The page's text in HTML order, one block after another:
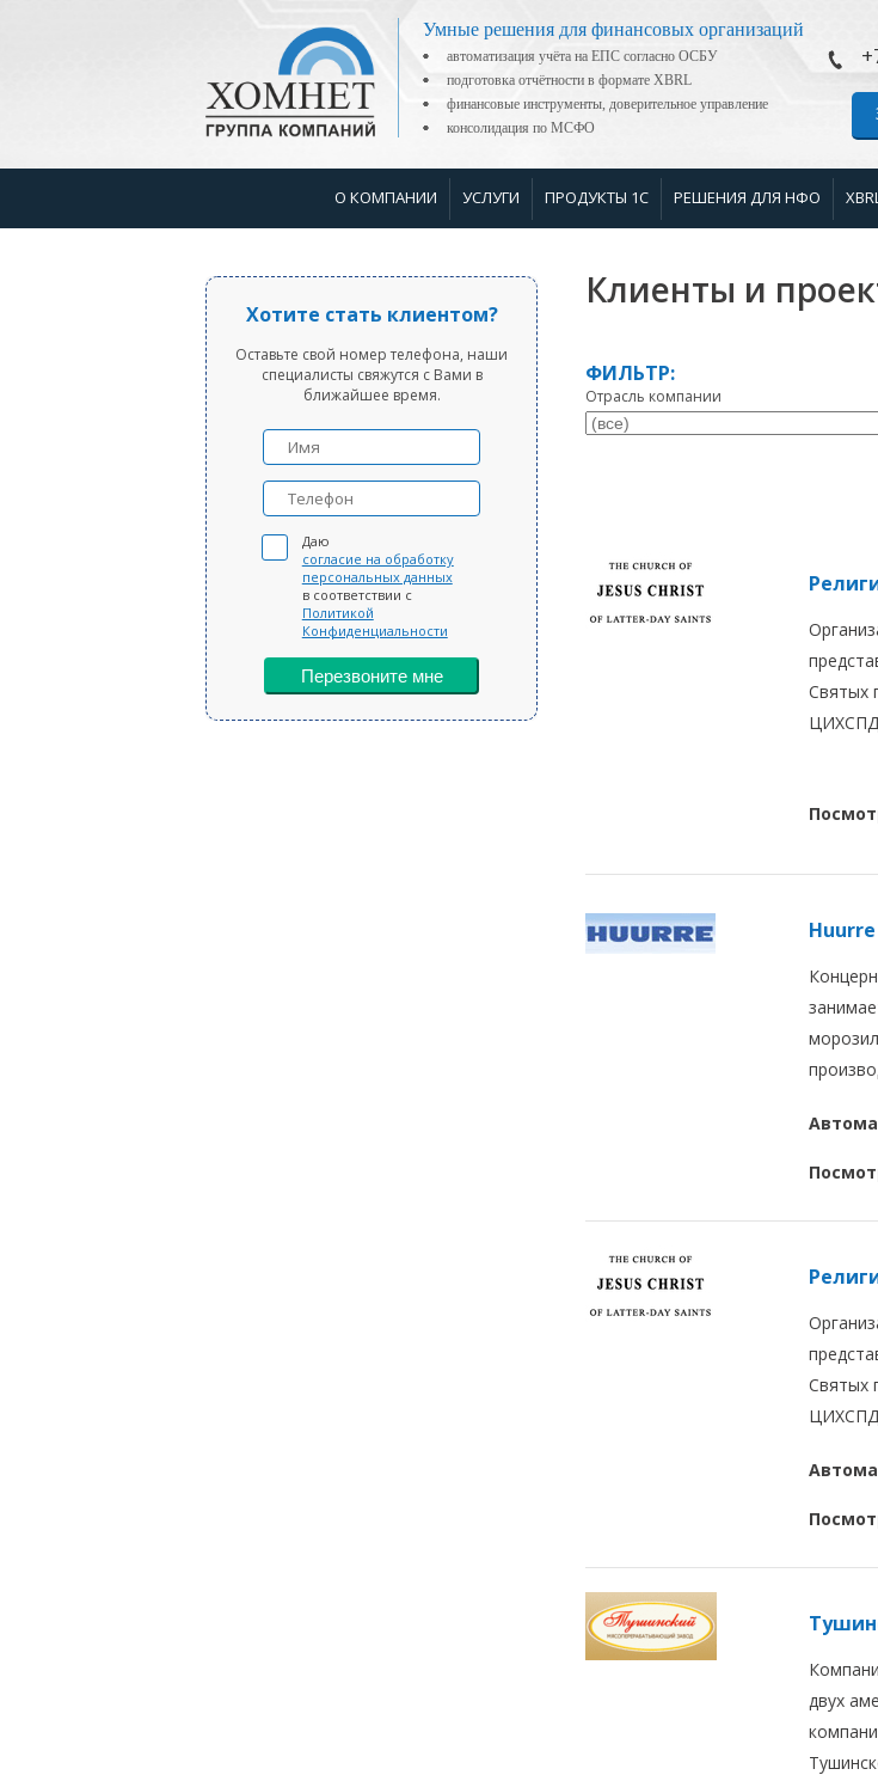
Умные решения для финансовых организаций
автоматизация учёта на ЕПС согласно ОСБУ
подготовка отчётности в формате XBRL
финансовые инструменты, доверительное управление
консолидация по МСФО
О КОМПАНИИ УСЛУГИ ПРОДУКТЫ 1С РЕШЕНИЯ ДЛЯ НФО
Хотите стать клиентом?
Оставьте свой номер телефона, наши
специалисты свяжутся с Вами в
ближайшее время.
Даю
согласие на обработку
персональных данных
в соответствии с
Политикой
Конфиденциальности
Перезвоните мне
Клиенты и
ФИЛЬТР:
Отрасль компании
Святых
ЦИХСПД
Святых
ЦИХСПД
двух